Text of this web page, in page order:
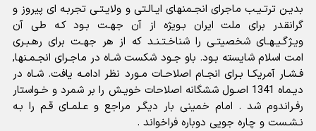
بدیـن ترتـیـب ماجراى انجـمنهاى ایـالـتى و ولایـتـى تجربـه اى پیروز و
گرانقدر براى ملت ایران بـویژه از آن جهـت بـود کـه طى آن
ویـژگـیـهـاى شخصیتـى را شناخـتـنـد که از هر جهـت براى رهـبـرى
امت اسلام شایسته بـود. باو جـود شکست شـاه در ماجـراى انجـمـنها,
فـشـار آمریکـا بـراى انجـام اصلاحـات مـورد نظر ادامـه یافت. شـاه در
دیـماه 1341 اصـول ششگانه اصلاحات خویـش را بر شمرد و خـواستار
رفـراندوم شد . امام خمینى بار دیگـر مراجع و عـلمـاى قـم را بـه
نـشـست و چاره جویى دوباره فراخواند .